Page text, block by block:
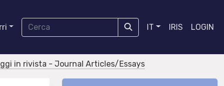
IT IRIS LOGIN
in rivista - Journal Articles/Essays